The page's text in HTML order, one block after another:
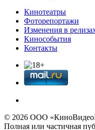
Кинотеатры
Фоторепортажи
Изменения в
Кинособытия
Контакты
© 2026 OOО
Полная или частичная